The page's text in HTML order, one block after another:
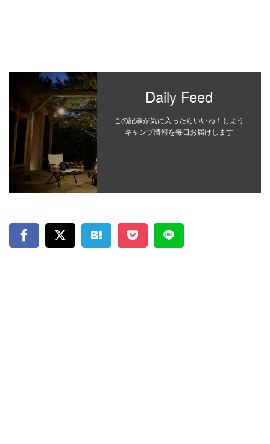
Daily Feed
この記事が気に入ったらいいね！しよう
キャンプ情報を毎日お届けします